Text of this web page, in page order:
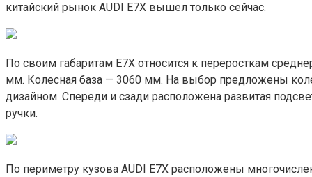
китайский рынок AUDI E7X вышел только сейчас.
По своим габаритам E7X относится к переросткам
мм. Колесная база — 3060 мм. На выбор предложены
дизайном. Спереди и сзади расположена развитая
ручки.
По периметру кузова AUDI E7X расположены